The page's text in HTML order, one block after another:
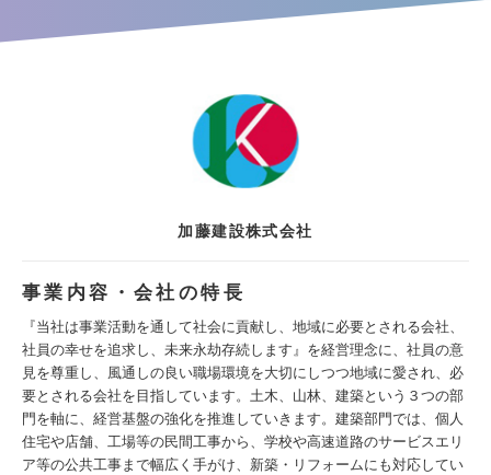
加藤建設株式会社
事業内容・会社の特長
『当社は事業活動を通して社会に貢献し、地域に必要とされる会社、
社員の幸せを追求し、未来永劫存続します』を経営理念に、社員の意
見を尊重し、風通しの良い職場環境を大切にしつつ地域に愛され、必
要とされる会社を目指しています。土木、山林、建築という３つの部
門を軸に、経営基盤の強化を推進していきます。建築部門では、個人
住宅や店舗、工場等の民間工事から、学校や高速道路のサービスエリ
ア等の公共工事まで幅広く手がけ、新築・リフォームにも対応してい